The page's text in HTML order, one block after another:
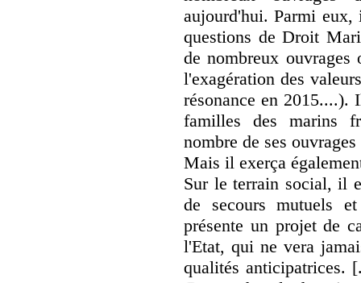
aujourd'hui. Parmi
questions de Droit
de nombreux
l'exagération des
résonance en 2015....).
familles des marins
nombre de ses
Mais il exerça
Sur le terrain social, il
de secours mutuels
présente un projet de
l'Etat, qui ne vera
qualités anticipatrices.